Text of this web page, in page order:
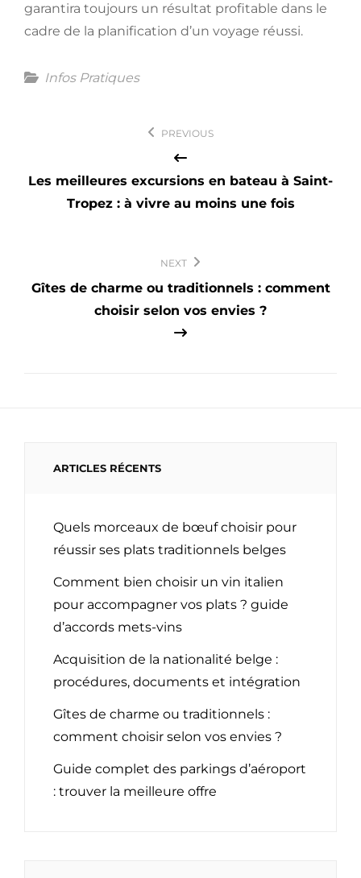
garantira toujours un résultat profitable dans le
cadre de la planification d’un voyage réussi.
Categories
Infos Pratiques
l’article
PREVIOUS
Les meilleures excursions en bateau à Saint-
Tropez : à vivre au moins une fois
NEXT
Gîtes de charme ou traditionnels : comment
choisir selon vos envies ?
ARTICLES RÉCENTS
Quels morceaux de bœuf choisir pour
réussir ses plats traditionnels belges
Comment bien choisir un vin italien
pour accompagner vos plats ? guide
d’accords mets-vins
Acquisition de la nationalité belge :
procédures, documents et intégration
Gîtes de charme ou traditionnels :
comment choisir selon vos envies ?
Guide complet des parkings d’aéroport
: trouver la meilleure offre